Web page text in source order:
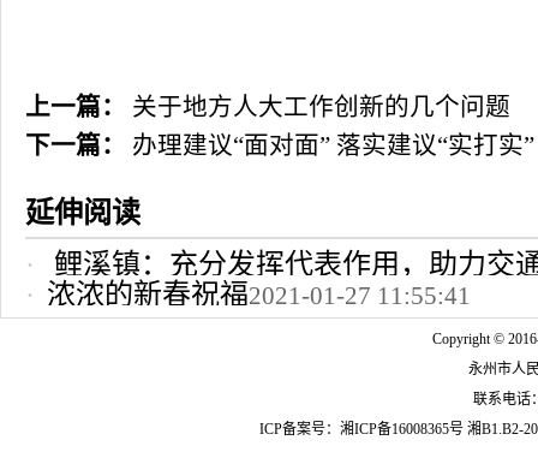
上一篇：
关于地方人大工作创新的几个问题
下一篇：
办理建议“面对面” 落实建议“实打实”
延伸阅读
鲤溪镇：充分发挥代表作用，助力交
2022-10-24 12:09:37
浓浓的新春祝福2021-01-27 11:55:41
Copyright ©
永州市人
联系电话
ICP备案号： 湘ICP备16008365号 湘B1.B2-